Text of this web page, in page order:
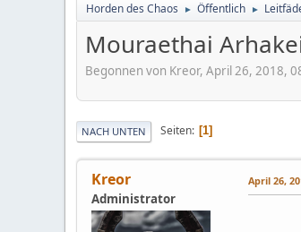
Horden des Chaos ► Öffentlich ►
Mouraethai
Begonnen von Kreor, April 26, 2018,
NACH UNTEN Seiten 1
Kreor
Administrator
April 26,